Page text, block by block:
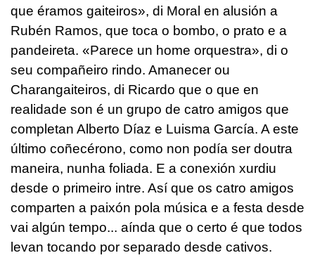
que éramos gaiteiros», di Moral en alusión a
Rubén Ramos, que toca o bombo, o prato e a
pandeireta. «Parece un home orquestra», di o
seu compañeiro rindo. Amanecer ou
Charangaiteiros, di Ricardo que o que en
realidade son é un grupo de catro amigos que
completan Alberto Díaz e Luisma García. A este
último coñecérono, como non podía ser doutra
maneira, nunha foliada. E a conexión xurdiu
desde o primeiro intre. Así que os catro amigos
comparten a paixón pola música e a festa desde
vai algún tempo... aínda que o certo é que todos
levan tocando por separado desde cativos.